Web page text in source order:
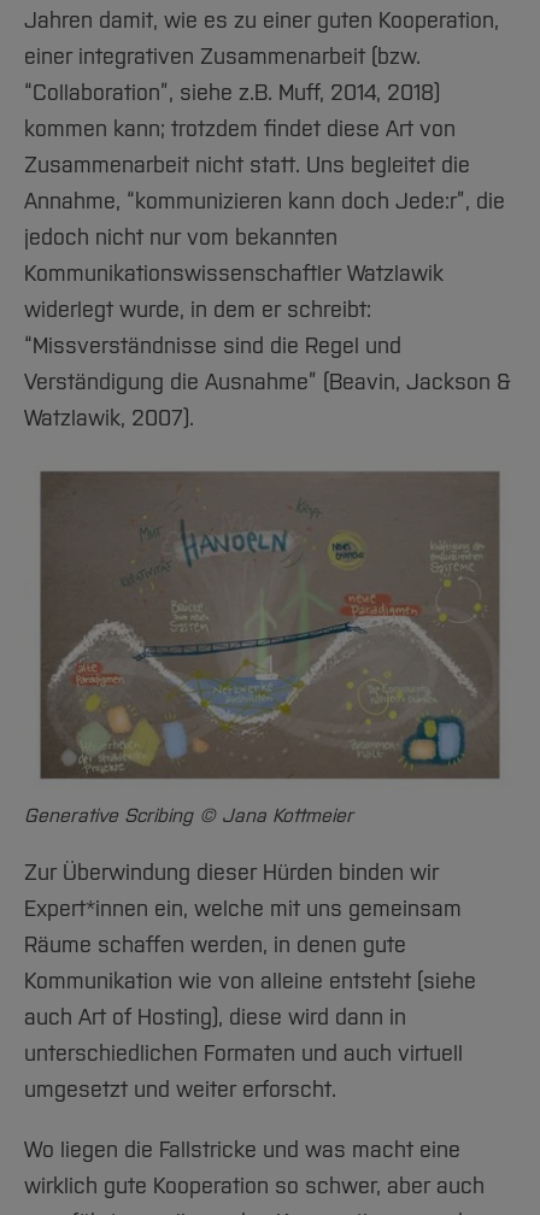
Jahren damit, wie es zu einer guten Kooperation,
einer integrativen Zusammenarbeit (bzw.
“Collaboration”, siehe z.B. Muff, 2014, 2018)
kommen kann; trotzdem findet diese Art von
Zusammenarbeit nicht statt. Uns begleitet die
Annahme, “kommunizieren kann doch Jede:r”, die
jedoch nicht nur vom bekannten
Kommunikationswissenschaftler Watzlawik
widerlegt wurde, in dem er schreibt:
“Missverständnisse sind die Regel und
Verständigung die Ausnahme” (Beavin, Jackson &
Watzlawik, 2007).
Generative Scribing © Jana Kottmeier
Zur Überwindung dieser Hürden binden wir
Expert*innen ein, welche mit uns gemeinsam
Räume schaffen werden, in denen gute
Kommunikation wie von alleine entsteht (siehe
auch Art of Hosting), diese wird dann in
unterschiedlichen Formaten und auch virtuell
umgesetzt und weiter erforscht.
Wo liegen die Fallstricke und was macht eine
wirklich gute Kooperation so schwer, aber auch